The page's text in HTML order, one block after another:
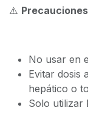
⚠️ Precauciones
No usar en
Evitar dosis
hepático o
Solo utilizar